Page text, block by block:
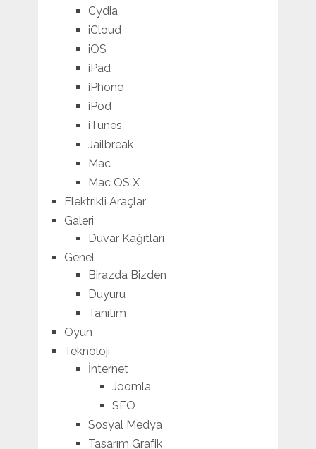
Cydia
iCloud
iOS
iPad
iPhone
iPod
iTunes
Jailbreak
Mac
Mac OS X
Elektrikli Araçlar
Galeri
Duvar Kağıtları
Genel
Birazda Bizden
Duyuru
Tanıtım
Oyun
Teknoloji
İnternet
Joomla
SEO
Sosyal Medya
Tasarım Grafik